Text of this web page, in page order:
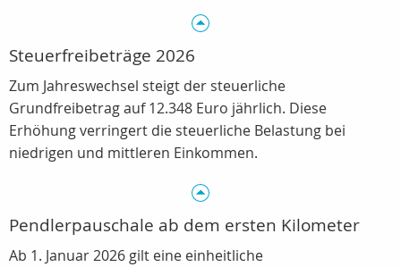
Steuerfreibeträge 2026
Zum Jahreswechsel steigt der steuerliche
Grundfreibetrag auf 12.348 Euro jährlich. Diese
Erhöhung verringert die steuerliche Belastung bei
niedrigen und mittleren Einkommen.
Pendlerpauschale ab dem ersten Kilometer
Ab 1. Januar 2026 gilt eine einheitliche